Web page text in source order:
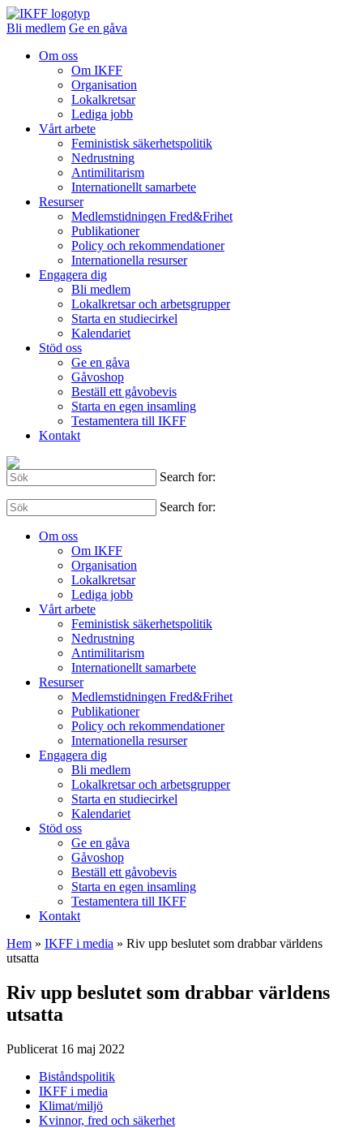
Bli medlem Ge en gåva
Om oss
Om IKFF
Organisation
Lokalkretsar
Lediga jobb
Vårt arbete
Feministisk säkerhetspolitik
Nedrustning
Antimilitarism
Internationellt samarbete
Resurser
Medlemstidningen Fred&Frihet
Publikationer
Policy och rekommendationer
Internationella resurser
Engagera dig
Bli medlem
Lokalkretsar och arbetsgrupper
Starta en studiecirkel
Kalendariet
Stöd oss
Ge en gåva
Gåvoshop
Beställ ett gåvobevis
Starta en egen insamling
Testamentera till IKFF
Kontakt
Search for:
Search for:
Om oss
Om IKFF
Organisation
Lokalkretsar
Lediga jobb
Vårt arbete
Feministisk säkerhetspolitik
Nedrustning
Antimilitarism
Internationellt samarbete
Resurser
Medlemstidningen Fred&Frihet
Publikationer
Policy och rekommendationer
Internationella resurser
Engagera dig
Bli medlem
Lokalkretsar och arbetsgrupper
Starta en studiecirkel
Kalendariet
Stöd oss
Ge en gåva
Gåvoshop
Beställ ett gåvobevis
Starta en egen insamling
Testamentera till IKFF
Kontakt
Hem » IKFF i media » Riv upp beslutet som drabbar världens
utsatta
Riv upp beslutet som drabbar världens
utsatta
Publicerat 16 maj 2022
Biståndspolitik
IKFF i media
Klimat/miljö
Kvinnor, fred och säkerhet